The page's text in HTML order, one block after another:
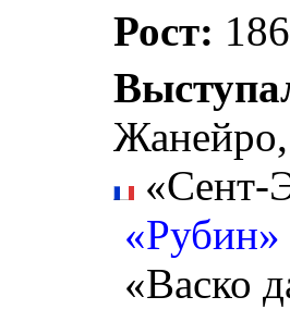
Рост:
«Сент-
«Рубин»
«Васко